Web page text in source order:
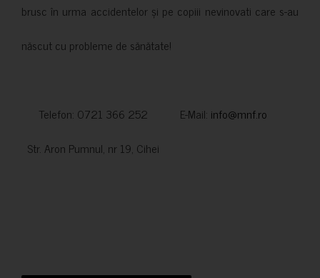
brusc în urma accidentelor și pe copiii nevinovati care s-au
născut cu probleme de sănătate!
Telefon: 0721 366 252 E-Mail: info@mnf.ro
Str. Aron Pumnul, nr 19, Cihei